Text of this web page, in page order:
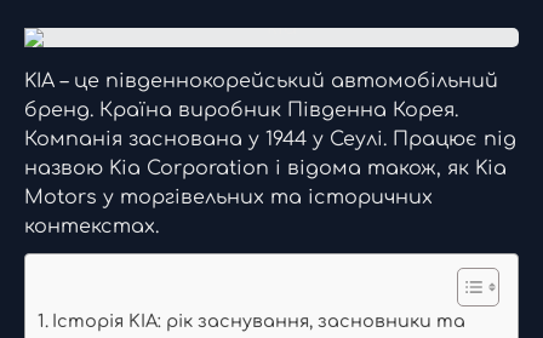
KIA – це південнокорейський автомобільний
бренд. Країна виробник Південна Корея.
Компанія заснована у 1944 у Сеулі. Працює під
назвою Kia Corporation і відома також, як Kia
Motors у торгівельних та історичних
контекстах.
Історія KIA: рік заснування, засновники та